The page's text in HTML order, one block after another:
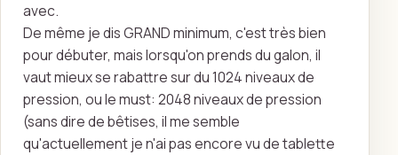
avec.
De même je dis GRAND minimum, c'est très bien
pour débuter, mais lorsqu'on prends du galon, il
vaut mieux se rabattre sur du 1024 niveaux de
pression, ou le must: 2048 niveaux de pression
(sans dire de bêtises, il me semble
qu'actuellement je n'ai pas encore vu de tablette